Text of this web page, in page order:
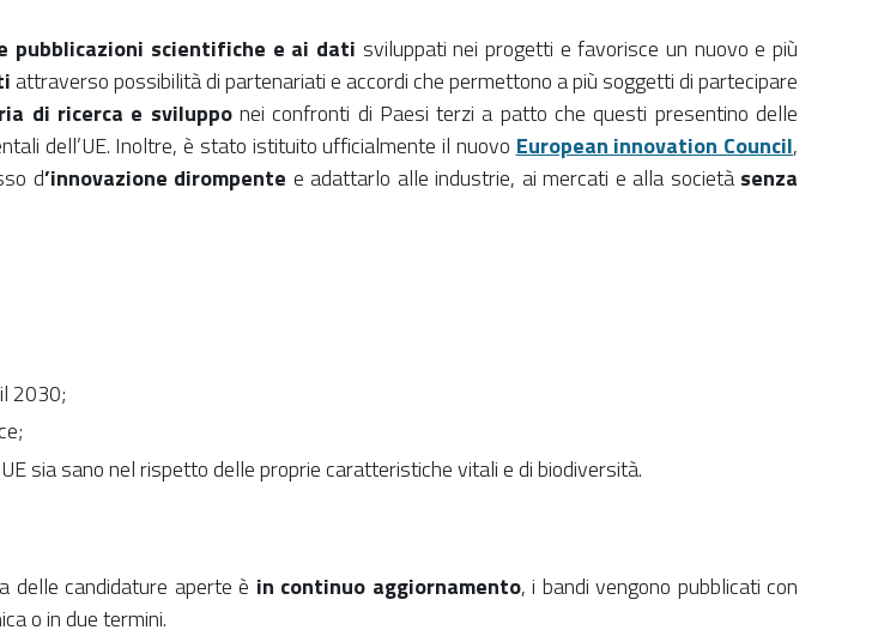
pubblicazioni scientifiche e ai dati sviluppati nei progetti e favorisce un nuovo e più
attraverso possibilità di partenariati e accordi che permettono a più soggetti di partecipare
di ricerca e svilupponei confronti di Paesi terzi a patto che questi presentino delle
dell’UE. Inoltre, è stato istituito ufficialmente il nuovo European innovation Council,
d’innovazione dirompente e adattarlo alle industrie, ai mercati e alla società senza
2030;
sia sano nel rispetto delle proprie caratteristiche vitali e di biodiversità.
delle candidature aperte è in continuo aggiornamento, i bandi vengono pubblicati con
o in due termini.